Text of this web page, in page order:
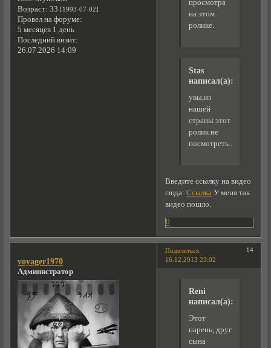
Возраст: 33[1993-07-02]
Провел на форуме:
5 месяцев 1 день
Последний визит:
26.07.2026 14:09
просмотра
на этом
ролике.
Stas
написал(а):
увы,из
нашей
страны этот
ролик не
посмотреть...
Введите ссылку на видео
сюда: СсылкаУ меня так
видео пошло.
0
Поделиться
14
16.12.2013 23:02
voyager1970
Администратор
Reni
написал(а):
Этот
парень, друг
сына